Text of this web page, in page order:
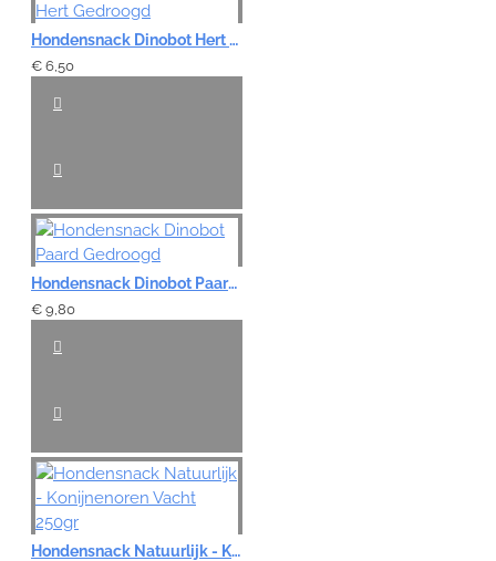
Hondensnack Dinobot Hert Gedroogd
€ 6,50
Hondensnack Dinobot Paard Gedroogd
€ 9,80
Hondensnack Natuurlijk - Konijnenoren Vacht 250gr